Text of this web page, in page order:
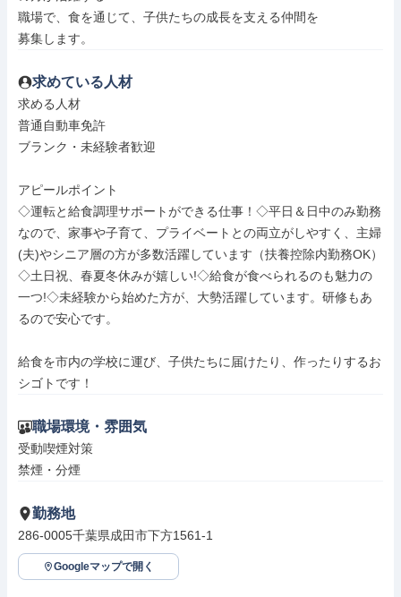
職場で、食を通じて、子供たちの成長を支える仲間を
募集します。
求めている人材
求める人材
普通自動車免許
ブランク・未経験者歓迎
アピールポイント
◇運転と給食調理サポートができる仕事！◇平日＆日中のみ勤務
なので、家事や子育て、プライベートとの両立がしやすく、主婦
(夫)やシニア層の方が多数活躍しています（扶養控除内勤務OK）
◇土日祝、春夏冬休みが嬉しい!◇給食が食べられるのも魅力の
一つ!◇未経験から始めた方が、大勢活躍しています。研修もあ
るので安心です。
給食を市内の学校に運び、子供たちに届けたり、作ったりするお
シゴトです！
職場環境・雰囲気
受動喫煙対策
禁煙・分煙
勤務地
286-0005千葉県成田市下方1561-1
Googleマップで開く